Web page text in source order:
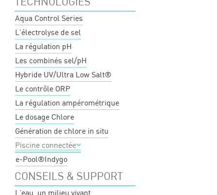
Aqua Control Series
L’électrolyse de sel
La régulation pH
Les combinés sel/pH
Hybride UV/Ultra Low Salt®
Le contrôle ORP
La régulation ampérométrique
Le dosage Chlore
Génération de chlore in situ
Piscine connectée
e-Pool®Indygo
CONSEILS & SUPPORT
L’eau, un milieu vivant